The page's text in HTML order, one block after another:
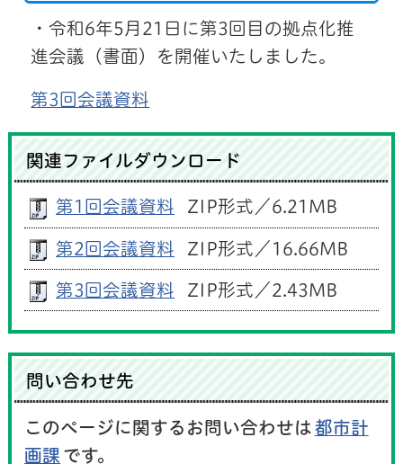
・令和6年5月21日に第3回目の拠点化推
進会議（書面）を開催いたしました。
第3回会議資料
関連ファイルダウンロード
第1回会議資料 ZIP形式／6.21MB
第2回会議資料 ZIP形式／16.66MB
第3回会議資料 ZIP形式／2.43MB
問い合わせ先
このページに関するお問い合わせは 都市計
画課 です。